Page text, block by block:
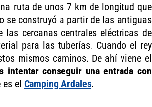
ruta de unos 7 km de longitud que
se construyó a partir de las antiguas
cercanas centrales eléctricas de
para las tuberías. Cuando el rey
mismos caminos. De ahí viene el
intentar conseguir una entrada con
es el Camping Ardales.